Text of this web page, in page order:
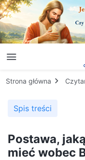
Strona główna
Spis treści
Postawa,
mieć wobec